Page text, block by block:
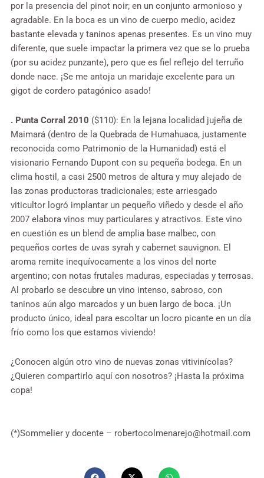
por la presencia del pinot noir; en un conjunto armonioso y
agradable. En la boca es un vino de cuerpo medio, acidez
bastante elevada y taninos apenas presentes. Es un vino muy
diferente, que suele impactar la primera vez que se lo prueba
(por su acidez punzante), pero que es fiel reflejo del terruño
donde nace. ¡Se me antoja un maridaje excelente para un
gigot de cordero patagónico asado!
. Punta Corral 2010 ($110): En la lejana localidad jujeña de
Maimará (dentro de la Quebrada de Humahuaca, justamente
reconocida como Patrimonio de la Humanidad) está el
visionario Fernando Dupont con su pequeña bodega. En un
clima hostil, a casi 2500 metros de altura y muy alejado de
las zonas productoras tradicionales; este arriesgado
viticultor logró implantar un pequeño viñedo y desde el año
2007 elabora vinos muy particulares y atractivos. Este vino
en cuestión es un blend de amplia base malbec, con
pequeños cortes de uvas syrah y cabernet sauvignon. El
aroma remite inequívocamente a los vinos del norte
argentino; con notas frutales maduras, especiadas y terrosas.
Al probarlo se descubre un vino intenso, sabroso, con
taninos aún algo marcados y un buen largo de boca. ¡Un
producto único, ideal para escoltar un locro picante en un día
frío como los que estamos viviendo!
¿Conocen algún otro vino de nuevas zonas vitivinícolas?
¿Quieren compartirlo aquí con nosotros? ¡Hasta la próxima
copa!
(*)Sommelier y docente – robertocolmenarejo@hotmail.com